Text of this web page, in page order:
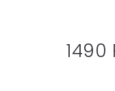
1490